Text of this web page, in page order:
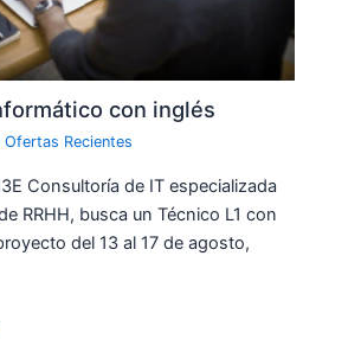
con inglés
Ofertas Recientes
Consultoría de IT especializada
RRHH, busca un Técnico L1 con
del 13 al 17 de agosto,